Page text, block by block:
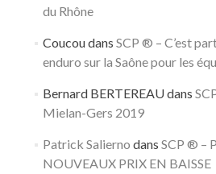
du Rhône
Coucoudans SCP ® – C’est
enduro sur la Saône pour les
Bernard BERTEREAUdans
Mielan-Gers 2019
Patrick Salierno dans SCP ® –
NOUVEAUX PRIX EN BAISSE